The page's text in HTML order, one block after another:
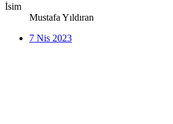
İsim
Mustafa Yıldıran
7 Nis 2023